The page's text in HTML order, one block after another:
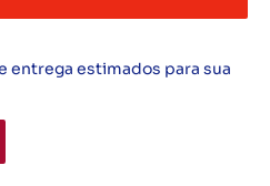
entrega estimados para sua